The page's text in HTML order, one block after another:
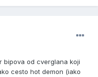
bipova od cverglana koji
cesto hot demon (iako